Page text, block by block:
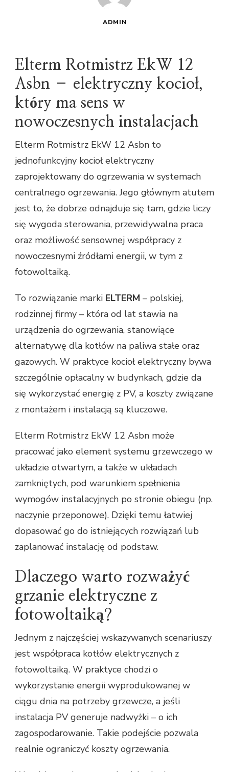
ADMIN
Elterm Rotmistrz EkW 12
Asbn – elektryczny kocioł,
który ma sens w
nowoczesnych instalacjach
Elterm Rotmistrz EkW 12 Asbn to
jednofunkcyjny kocioł elektryczny
zaprojektowany do ogrzewania w systemach
centralnego ogrzewania. Jego głównym atutem
jest to, że dobrze odnajduje się tam, gdzie liczy
się wygoda sterowania, przewidywalna praca
oraz możliwość sensownej współpracy z
nowoczesnymi źródłami energii, w tym z
fotowoltaiką.
To rozwiązanie marki ELTERM – polskiej,
rodzinnej firmy – która od lat stawia na
urządzenia do ogrzewania, stanowiące
alternatywę dla kotłów na paliwa stałe oraz
gazowych. W praktyce kocioł elektryczny bywa
szczególnie opłacalny w budynkach, gdzie da
się wykorzystać energię z PV, a koszty związane
z montażem i instalacją są kluczowe.
Elterm Rotmistrz EkW 12 Asbn może
pracować jako element systemu grzewczego w
układzie otwartym, a także w układach
zamkniętych, pod warunkiem spełnienia
wymogów instalacyjnych po stronie obiegu (np.
naczynie przeponowe). Dzięki temu łatwiej
dopasować go do istniejących rozwiązań lub
zaplanować instalację od podstaw.
Dlaczego warto rozważyć
grzanie elektryczne z
fotowoltaiką?
Jednym z najczęściej wskazywanych scenariuszy
jest współpraca kotłów elektrycznych z
fotowoltaiką. W praktyce chodzi o
wykorzystanie energii wyprodukowanej w
ciągu dnia na potrzeby grzewcze, a jeśli
instalacja PV generuje nadwyżki – o ich
zagospodarowanie. Takie podejście pozwala
realnie ograniczyć koszty ogrzewania.